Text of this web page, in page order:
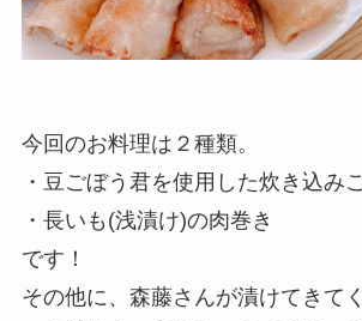
今回のお料理は２種類。
・豆ごぼう君を使用した炊き込み
・長いも(浅漬け)の肉巻き
です！
その他に、森藤さんが漬けてきて